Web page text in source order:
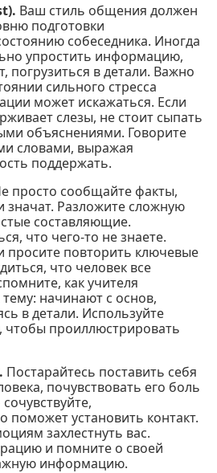
Ваш стиль общения должен
подготовки
собеседника. Иногда
упростить информацию,
погрузиться в детали. Важно
сильного стресса
может искажаться. Если
слезы, не стоит сыпать
объяснениями. Говорите
словами, выражая
поддержать.
просто сообщайте факты,
значат. Разложите сложную
составляющие.
что чего-то не знаете.
просите повторить ключевые
что человек все
как учителя
начинают с основ,
в детали. Используйте
проиллюстрировать
Постарайтесь поставить себя
почувствовать его боль
поможет установить контакт.
захлестнуть вас.
и помните о своей
информацию.